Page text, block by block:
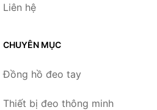
Liên hệ
CHUYÊN MỤC
Đồng hồ đeo tay
Thiết bị đeo thông minh